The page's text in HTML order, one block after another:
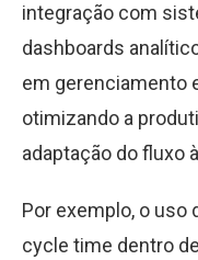
integração com
dashboards
em gerenciamento
otimizando a
adaptação do fluxo
Por exemplo, o uso
cycle time dentro